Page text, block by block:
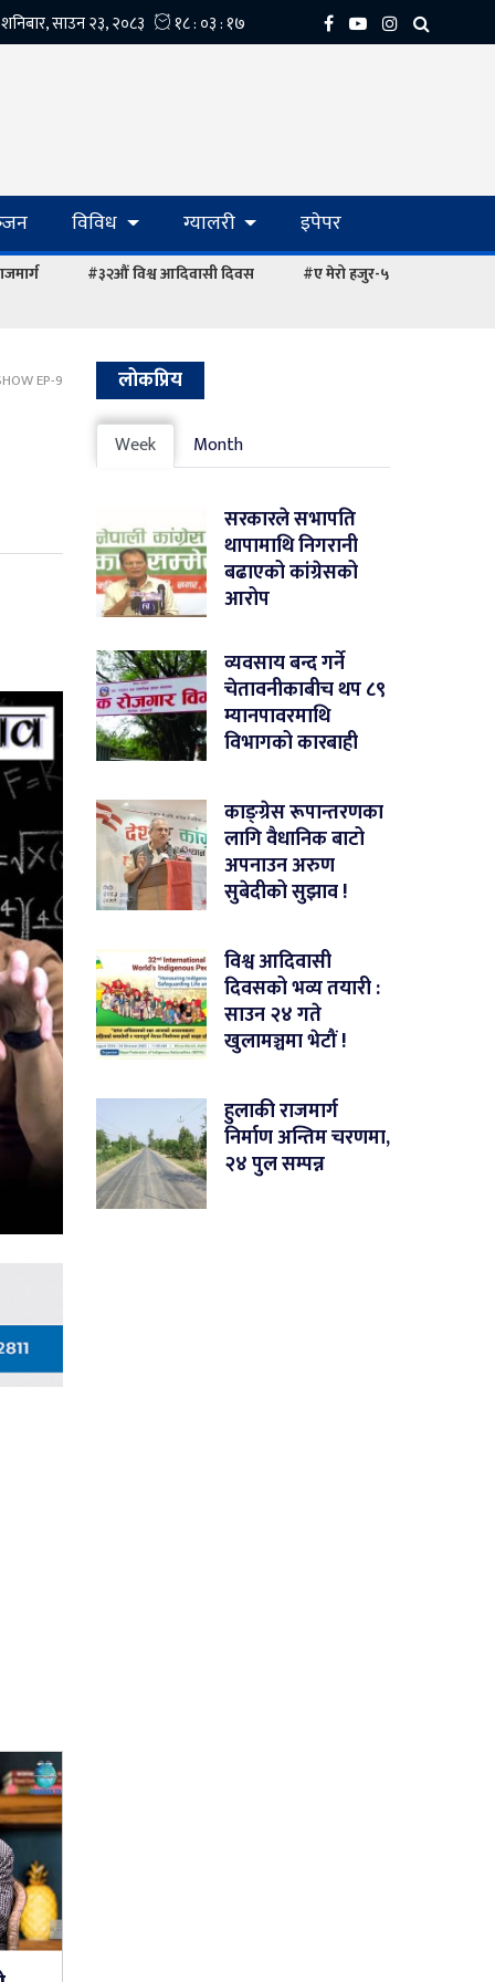
विविध ग्यालरी इपेपर
#३२औं विश्व आदिवासी दिवस #ए मेरो हजुर-५
EP-9 लोकप्रिय
Week Month
सरकारले सभापति
थापामाथि निगरानी
बढाएको कांग्रेसको
आरोप
व्यवसाय बन्द गर्ने
चेतावनीकाबीच थप ८९
म्यानपावरमाथि
विभागको कारबाही
काङ्ग्रेस रूपान्तरणका
लागि वैधानिक बाटो
अपनाउन अरुण
सुबेदीको सुझाव !
विश्व आदिवासी
दिवसको भव्य तयारी :
साउन २४ गते
खुलामञ्चमा भेटौं !
हुलाकी राजमार्ग
निर्माण अन्तिम चरणमा,
२४ पुल सम्पन्न